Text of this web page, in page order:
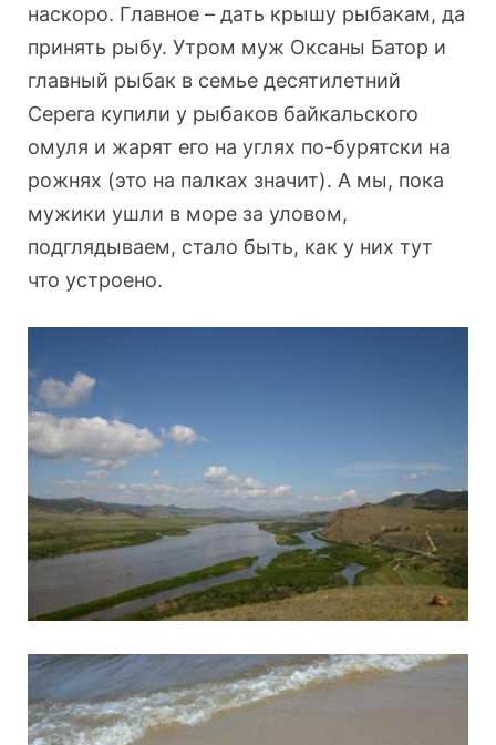
наскоро. Главное – дать крышу рыбакам, да
принять рыбу. Утром муж Оксаны Батор и
главный рыбак в семье десятилетний
Серега купили у рыбаков байкальского
омуля и жарят его на углях по-бурятски на
рожнях (это на палках значит). А мы, пока
мужики ушли в море за уловом,
подглядываем, стало быть, как у них тут
что устроено.